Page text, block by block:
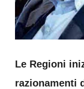
Le Regioni
razionamenti